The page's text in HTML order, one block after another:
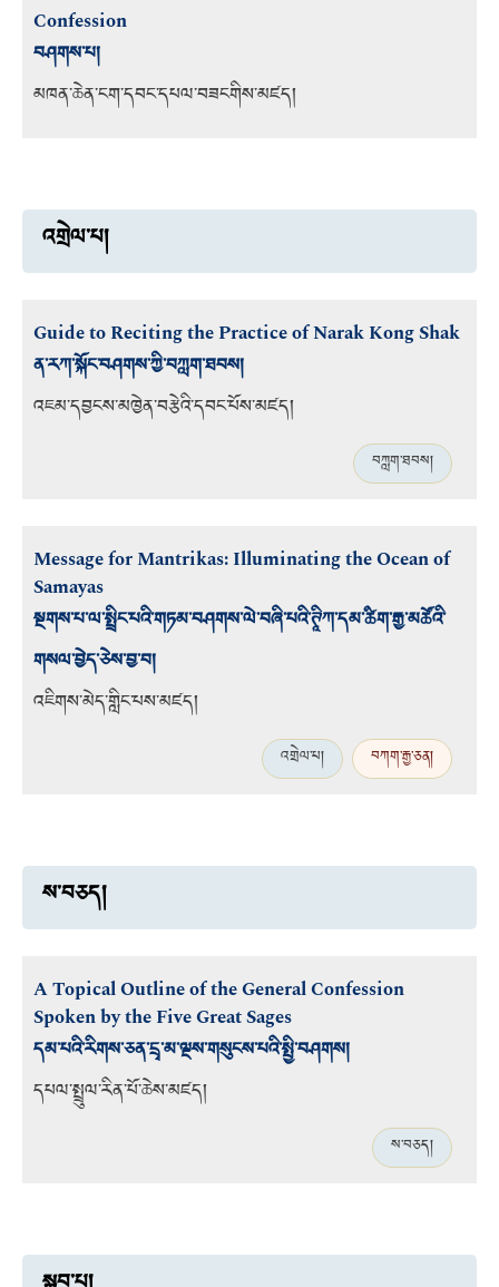
Confession
བཤགས་པ།
མཁན་ཆེན་ངག་དབང་དཔལ་བཟངགིས་མཛད།
འགྲེལ་པ།
Guide to Reciting the Practice of Narak Kong Shak
ན་རཀ་སྐོང་བཤགས་ཀྱི་བཀླག་ཐབས།
འཇམ་དབྱངས་མཁྱེན་བརྩེའི་དབང་པོས་མཛད།
བཀླག་ཐབས།
Message for Mantrikas: Illuminating the Ocean of
Samayas
སྔགས་པ་ལ་སྤྲིང་པའི་གཏམ་བཤགས་ལེ་བཞི་པའི་ཊཱིཀ་དམ་ཚིག་རྒྱ་མཚོའི་
གསལ་བྱེད་ཅེས་བྱ་བ།
འཇིགས་མེད་གླིང་པས་མཛད།
འགྲེལ་པ། བཀག་རྒྱ་ཅན།
ས་བཅད།
A Topical Outline of the General Confession
Spoken by the Five Great Sages
དམ་པའི་རིགས་ཅན་དྲྭ་མ་ལྔས་གསུངས་པའི་སྤྱི་བཤགས།
དཔལ་སྤྲུལ་རིན་པོ་ཆེས་མཛད།
ས་བཅད།